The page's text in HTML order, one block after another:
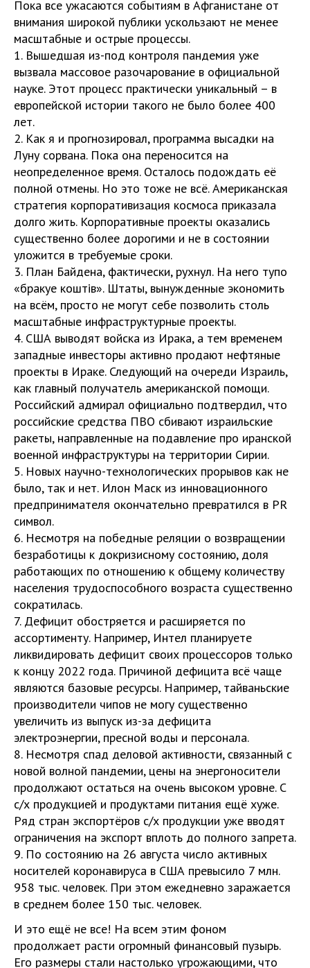
Пока все ужасаются событиям в Афганистане от
внимания широкой публики ускользают не менее
масштабные и острые процессы.
1. Вышедшая из-под контроля пандемия уже
вызвала массовое разочарование в официальной
науке. Этот процесс практически уникальный – в
европейской истории такого не было более 400
лет.
2. Как я и прогнозировал, программа высадки на
Луну сорвана. Пока она переносится на
неопределенное время. Осталось подождать её
полной отмены. Но это тоже не всё. Американская
стратегия корпоративизация космоса приказала
долго жить. Корпоративные проекты оказались
существенно более дорогими и не в состоянии
уложится в требуемые сроки.
3. План Байдена, фактически, рухнул. На него тупо
«бракуе коштiв». Штаты, вынужденные экономить
на всём, просто не могут себе позволить столь
масштабные инфраструктурные проекты.
4. США выводят войска из Ирака, а тем временем
западные инвесторы активно продают нефтяные
проекты в Ираке. Следующий на очереди Израиль,
как главный получатель американской помощи.
Российский адмирал официально подтвердил, что
российские средства ПВО сбивают израильские
ракеты, направленные на подавление про иранской
военной инфраструктуры на территории Сирии.
5. Новых научно-технологических прорывов как не
было, так и нет. Илон Маск из инновационного
предпринимателя окончательно превратился в PR
символ.
6. Несмотря на победные реляции о возвращении
безработицы к докризисному состоянию, доля
работающих по отношению к общему количеству
населения трудоспособного возраста существенно
сократилась.
7. Дефицит обостряется и расширяется по
ассортименту. Например, Интел планируете
ликвидировать дефицит своих процессоров только
к концу 2022 года. Причиной дефицита всё чаще
являются базовые ресурсы. Например, тайваньские
производители чипов не могу существенно
увеличить из выпуск из-за дефицита
электроэнергии, пресной воды и персонала.
8. Несмотря спад деловой активности, связанный с
новой волной пандемии, цены на энергоносители
продолжают остаться на очень высоком уровне. С
с/х продукцией и продуктами питания ещё хуже.
Ряд стран экспортёров с/х продукции уже вводят
ограничения на экспорт вплоть до полного запрета.
9. По состоянию на 26 августа число активных
носителей коронавируса в США превысило 7 млн.
958 тыс. человек. При этом ежедневно заражается
в среднем более 150 тыс. человек.
И это ещё не все! На всем этим фоном
продолжает расти огромный финансовый пузырь.
Его размеры стали настолько угрожающими, что